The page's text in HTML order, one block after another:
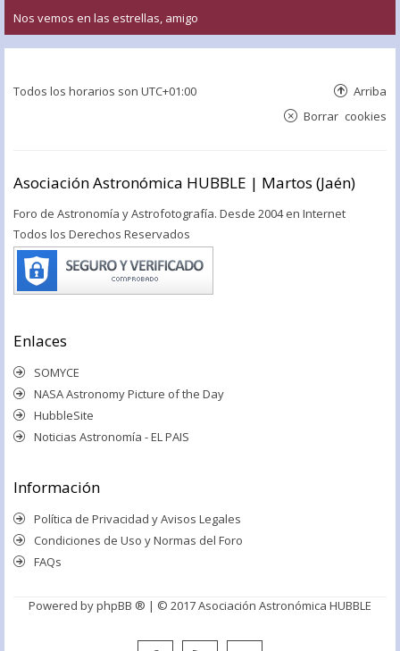
Nos vemos en las estrellas, amigo
Todos los horarios son UTC+01:00 Arriba
Borrar cookies
Asociación Astronómica HUBBLE | Martos (Jaén)
Foro de Astronomía y Astrofotografía. Desde 2004 en Internet
Todos los Derechos Reservados
Enlaces
SOMYCE
NASA Astronomy Picture of the Day
HubbleSite
Noticias Astronomía - EL PAIS
Información
Política de Privacidad y Avisos Legales
Condiciones de Uso y Normas del Foro
FAQs
Powered byphpBB ® | © 2017 Asociación Astronómica HUBBLE